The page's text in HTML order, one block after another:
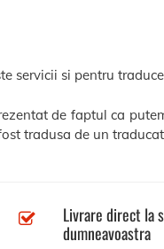
servicii si pentru
de faptul ca
tradusa de un
Livrare direct la
dumneavoastra